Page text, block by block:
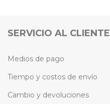
SERVICIO AL CLIENTE
Medios de pago
Tiempo y costos de envío
Cambio y devoluciones